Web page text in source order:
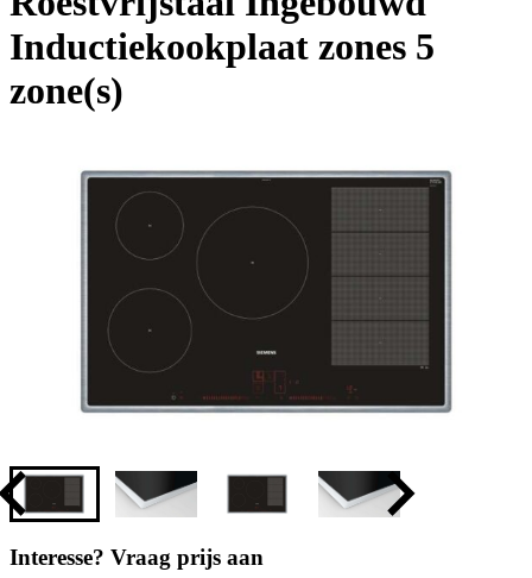
Inductiekookplaat zones 5
zone(s)
Interesse? Vraag prijs aan